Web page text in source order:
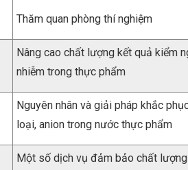
Thăm quan phòng thí nghiệm
Nâng cao chất lượng kết quả kiểm
nhiễm trong thực phẩm
Nguyên nhân và giải pháp khắc
loại, anion trong nước thực phẩm
Một số dịch vụ đảm bảo chất